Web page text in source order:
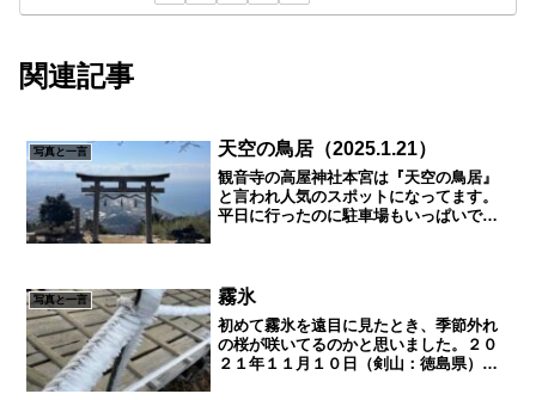
関連記事
写真と一言 天空の鳥居（2025.1.21）
観音寺の高屋神社本宮は『天空の鳥居』
と言われ人気のスポットになってます。
平日に行ったのに駐車場もいっぱいで人
で上まで行けますが、土、...
写真と一言 霧氷
初めて霧氷を遠目に見たとき、季節外れ
の桜が咲いてるのかと思いました。２０
２１年１１月１０日（剣山：徳島県）こ